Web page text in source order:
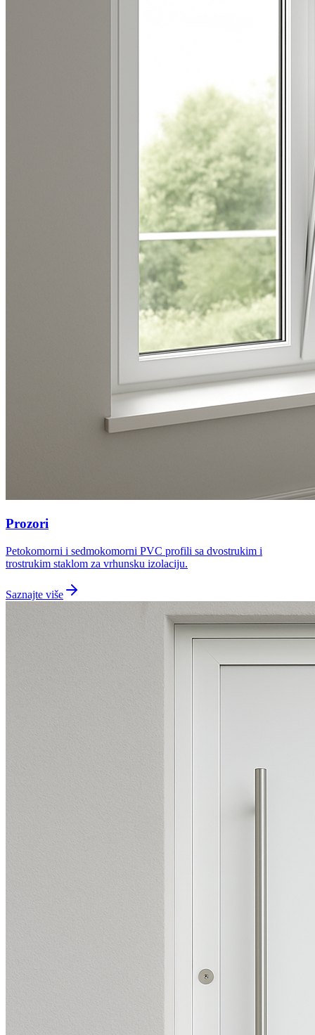
Prozori
Petokomorni i sedmokomorni PVC profili sa dvostrukim i
trostrukim staklom za vrhunsku izolaciju.
Saznajte više